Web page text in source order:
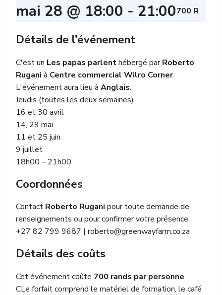
mai 28 @ 18:00 - 21:00700 R
Détails de l'événement
C'est un Les papas parlenthébergé parRoberto
Rugani à Centre commercial Wilro Corner.
L'événement aura lieu à Anglais.
Jeudis (toutes les deux semaines)
16 et 30 avril
14, 29 mai
11 et 25 juin
9 juillet
18h00 – 21h00
Coordonnées
Contact Roberto Rugani pour toute demande de
renseignements ou pour confirmer votre présence.
+27 82 799 9687 | roberto@greenwayfarm.co.za
Détails des coûts
Cet événement coûte 700 rands par personne
CLe forfait comprend le matériel de formation, le café